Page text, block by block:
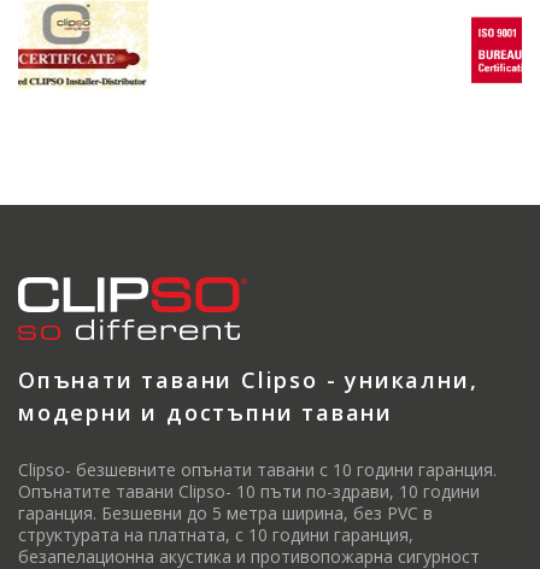
Опънати тавани Clipso - уникални,
модерни и достъпни тавани
Clipso- безшевните опънати тавани с 10 години гаранция.
Опънатите тавани Clipso- 10 пъти по-здрави, 10 години
гаранция. Безшевни до 5 метра ширина, без PVC в
структурата на платната, с 10 години гаранция,
безапелационна акустика и противопожарна сигурност